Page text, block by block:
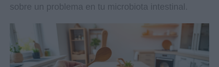
sobre un problema en tu microbiota intestinal.